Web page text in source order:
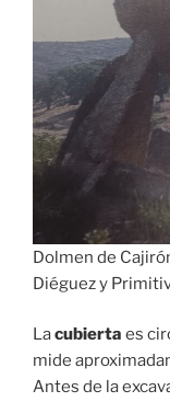
Dolmen de
Diéguez y
Lacubierta es
mide
Antes de la